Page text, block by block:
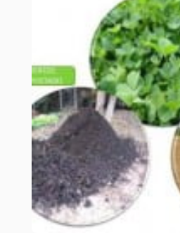
Los olivos de Mallorca se
orografía accidentada, las